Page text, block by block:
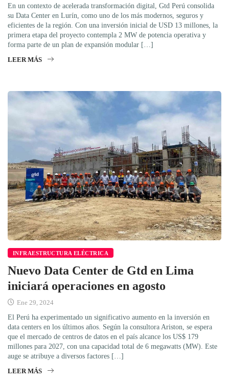
En un contexto de acelerada transformación digital, Gtd Perú consolida
su Data Center en Lurín, como uno de los más modernos, seguros y
eficientes de la región. Con una inversión inicial de USD 13 millones, la
primera etapa del proyecto contempla 2 MW de potencia operativa y
forma parte de un plan de expansión modular […]
LEER MÁS
INFRAESTRUCTURA ELÉCTRICA
Nuevo Data Center de Gtd en Lima
iniciará operaciones en agosto
Ene 29, 2024
El Perú ha experimentado un significativo aumento en la inversión en
data centers en los últimos años. Según la consultora Ariston, se espera
que el mercado de centros de datos en el país alcance los US$ 179
millones para 2027, con una capacidad total de 6 megawatts (MW). Este
auge se atribuye a diversos factores […]
LEER MÁS